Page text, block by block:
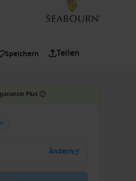
Speichern Teilen
Plus
Ändern